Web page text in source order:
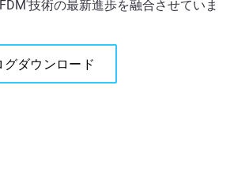
®技術の最新進歩を融合させていま
グダウンロード